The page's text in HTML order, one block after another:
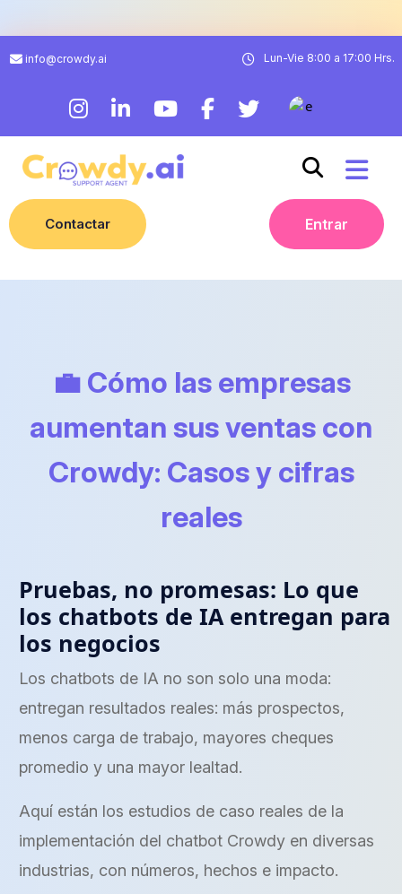
info@crowdy.ai Lun-Vie 8:00 a 17:00 Hrs.
Contactar Entrar
💼 Cómo las empresas
aumentan sus ventas con
Crowdy: Casos y cifras
reales
Pruebas, no promesas: Lo que
los chatbots de IA entregan para
los negocios
Los chatbots de IA no son solo una moda:
entregan resultados reales: más prospectos,
menos carga de trabajo, mayores cheques
promedio y una mayor lealtad.
Aquí están los estudios de caso reales de la
implementación del chatbot Crowdy en diversas
industrias, con números, hechos e impacto.